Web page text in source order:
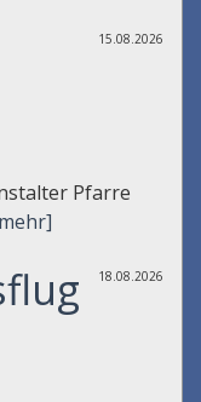
15.08.2026
Pfarre
18.08.2026